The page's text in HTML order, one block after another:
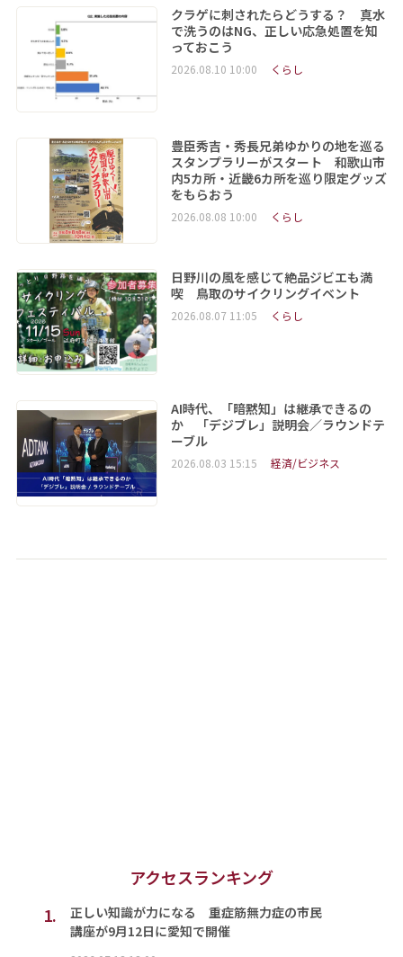
クラゲに刺されたらどうする？ 真水
で洗うのはNG、正しい応急処置を知
っておこう
2026.08.10 10:00 くらし
豊臣秀吉・秀長兄弟ゆかりの地を巡る
スタンプラリーがスタート 和歌山市
内5カ所・近畿6カ所を巡り限定グッズ
をもらおう
2026.08.08 10:00 くらし
日野川の風を感じて絶品ジビエも満
喫 鳥取のサイクリングイベント
2026.08.07 11:05 くらし
AI時代、「暗黙知」は継承できるの
か 「デジブレ」説明会／ラウンドテ
ーブル
2026.08.03 15:15 経済/ビジネス
アクセスランキング
1.
正しい知識が力になる 重症筋無力症の市民
講座が9月12日に愛知で開催